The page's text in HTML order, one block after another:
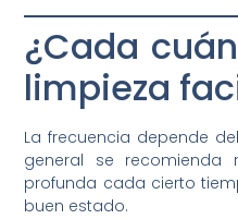
¿Cada
limpieza
La frecuencia depende
general se recomienda
profunda cada cierto
buen estado.